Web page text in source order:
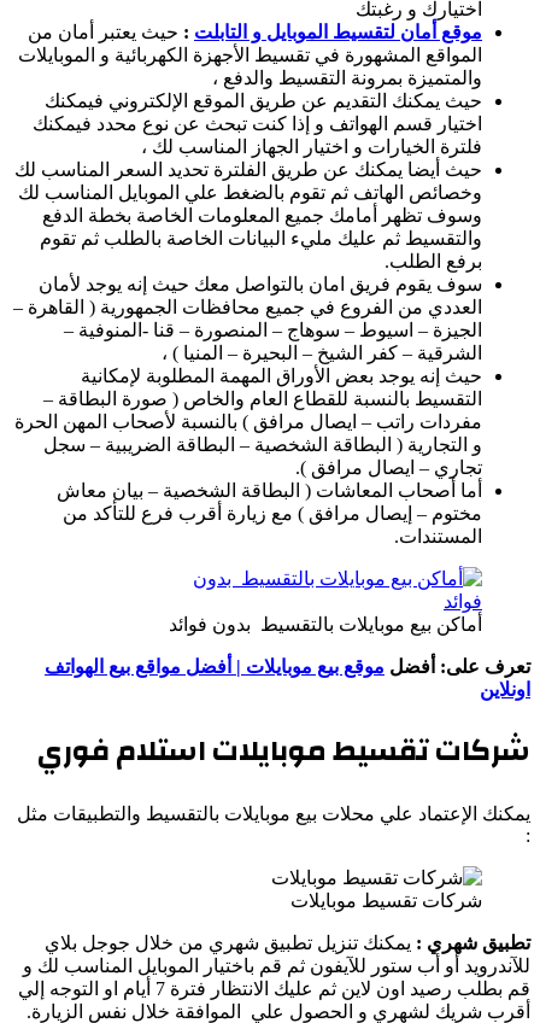
اختيارك و رغبتك
موقع أمان لتقسيط الموبايل و التابلت : حيث يعتبر أمان من
المواقع المشهورة في تقسيط الأجهزة الكهربائية و الموبايلات
والمتميزة بمرونة التقسيط والدفع ،
حيث يمكنك التقديم عن طريق الموقع الإلكتروني فيمكنك
اختيار قسم الهواتف و إذا كنت تبحث عن نوع محدد فيمكنك
فلترة الخيارات و اختيار الجهاز المناسب لك ،
حيث أيضا يمكنك عن طريق الفلترة تحديد السعر المناسب لك
وخصائص الهاتف ثم تقوم بالضغط علي الموبايل المناسب لك
وسوف تظهر أمامك جميع المعلومات الخاصة بخطة الدفع
والتقسيط ثم عليك مليء البيانات الخاصة بالطلب ثم تقوم
برفع الطلب.
سوف يقوم فريق امان بالتواصل معك حيث إنه يوجد لأمان
العددي من الفروع في جميع محافظات الجمهورية ( القاهرة –
الجيزة – اسيوط – سوهاج – المنصورة – قنا -المنوفية –
الشرقية – كفر الشيخ – البحيرة – المنيا ) ،
حيث إنه يوجد بعض الأوراق المهمة المطلوبة لإمكانية
التقسيط بالنسبة للقطاع العام والخاص ( صورة البطاقة –
مفردات راتب – ايصال مرافق ) بالنسبة لأصحاب المهن الحرة
و التجارية ( البطاقة الشخصية – البطاقة الضريبية – سجل
تجاري – ايصال مرافق ).
أما أصحاب المعاشات ( البطاقة الشخصية – بيان معاش
مختوم – إيصال مرافق ) مع زيارة أقرب فرع للتأكد من
المستندات.
أماكن بيع موبايلات بالتقسيط بدون فوائد
تعرف على: أفضل موقع بيع موبايلات | أفضل مواقع بيع الهواتف
اونلاين
شركات تقسيط موبايلات استلام فوري
يمكنك الإعتماد علي محلات بيع موبايلات بالتقسيط والتطبيقات مثل
:
شركات تقسيط موبايلات
تطبيق شهري : يمكنك تنزيل تطبيق شهري من خلال جوجل بلاي
للآندرويد أو أب ستور للآيفون ثم قم باختيار الموبايل المناسب لك و
قم بطلب رصيد اون لاين ثم عليك الانتظار فترة 7 أيام او التوجه إلي
أقرب شريك لشهري و الحصول علي الموافقة خلال نفس الزيارة.